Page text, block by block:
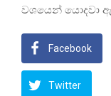
වශයෙන් යොදවා
Facebook
Twitter